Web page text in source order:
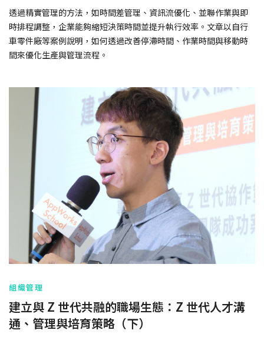
透過精實管理的方法，如時間差管理、資訊流優化、並聯作業與即
時排程調整，企業能夠縮短決策時間並提升執行效率。文章以自行
車零件廠等案例說明，如何透過改善停滯時間、作業時間與移動時
間來優化生產與管理流程。
組織管理
建立與 Z 世代共融的職場生態：Z 世代人才溝
通、管理與培育策略（下）